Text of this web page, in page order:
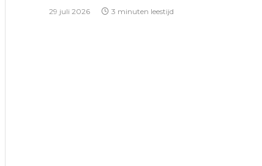
29 juli 2026 3 minuten leestijd